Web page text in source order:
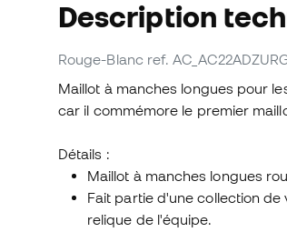
Description
Rouge-Blanc ref.
Maillot à manches longues pour
car il commémore le premier
Détails :
Maillot à manches longues
Fait partie d'une collection
relique de l'équipe.